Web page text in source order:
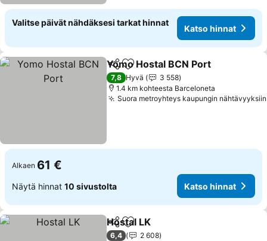
Valitse päivät nähdäksesi tarkat hinnat
Katso hinnat
Jaa Lisää suosikkeihin
Yomo Hostal BCN Port
7,8 Hyvä
3 558
1.4 km kohteesta Barceloneta
Suora metroyhteys kaupungin nähtävyyksiin
Alkaen 61 €
Näytä hinnat 10 sivustolta Katso hinnat
Jaa Lisää suosikkeihin
Hostal LK
6,4
2 608